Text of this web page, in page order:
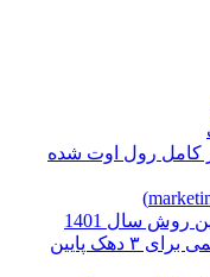
کامل رول اوت شده
سال 1401
“وزیر ارتباطات” اینترنت رایگان دائمی برای ۳ دهک پایین